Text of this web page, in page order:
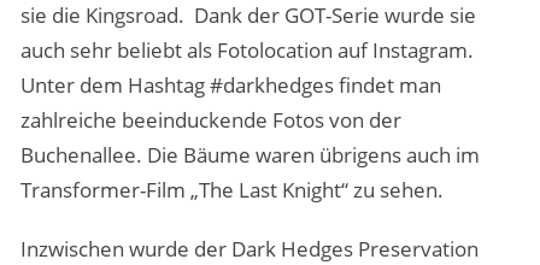
sie die Kingsroad. Dank der GOT-Serie wurde sie
auch sehr beliebt als Fotolocation auf Instagram.
Unter dem Hashtag #darkhedges findet man
zahlreiche beeinduckende Fotos von der
Buchenallee. Die Bäume waren übrigens auch im
Transformer-Film „The Last Knight“ zu sehen.
Inzwischen wurde der Dark Hedges Preservation